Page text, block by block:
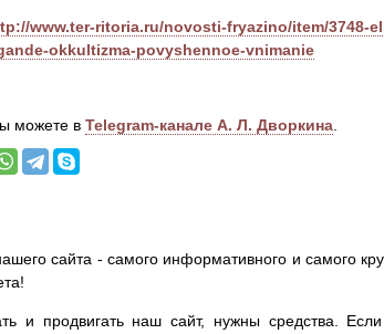
www.ter-ritoria.ru/novosti-fryazino/item/3748-
okkultizma-povyshennoe-vnimanie
можете в Telegram-канале А. Л. Дворкина
сайта - самого информативного и самого
и продвигать наш сайт, нужны средства.